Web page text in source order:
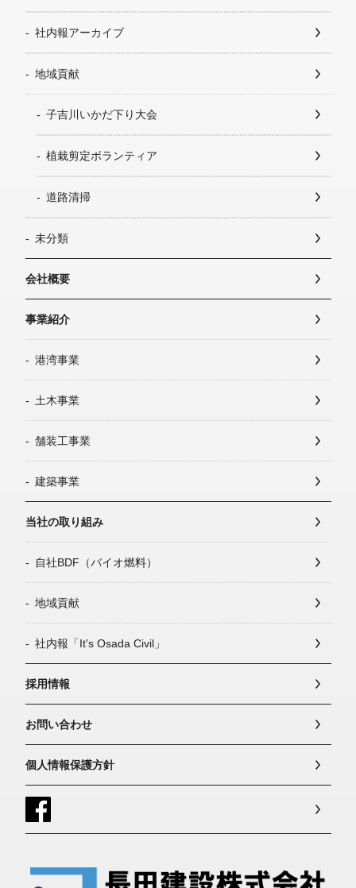
社内報アーカイブ
地域貢献
子吉川いかだ下り大会
植栽剪定ボランティア
道路清掃
未分類
会社概要
事業紹介
港湾事業
土木事業
舗装工事業
建築事業
当社の取り組み
自社BDF（バイオ燃料）
地域貢献
社内報「It's Osada Civil」
採用情報
お問い合わせ
個人情報保護方針